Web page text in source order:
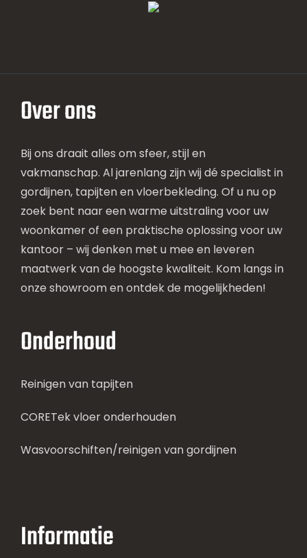
Over ons
Bij ons draait alles om sfeer, stijl en
vakmanschap. Al jarenlang zijn wij dé specialist in
gordijnen, tapijten en vloerbekleding. Of u nu op
zoek bent naar een warme uitstraling voor uw
woonkamer of een praktische oplossing voor uw
kantoor – wij denken met u mee en leveren
maatwerk van de hoogste kwaliteit. Kom langs in
onze showroom en ontdek de mogelijkheden!
Onderhoud
Reinigen van tapijten
CORETek vloer onderhouden
Wasvoorschiften/reinigen van gordijnen
Informatie